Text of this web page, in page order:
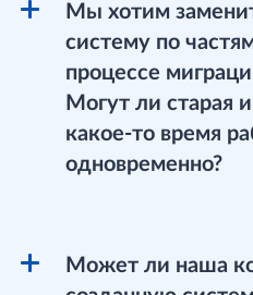
Мы хотим
систему по
процессе
Могут ли старая
какое-то время
одновременно?
Может ли наша